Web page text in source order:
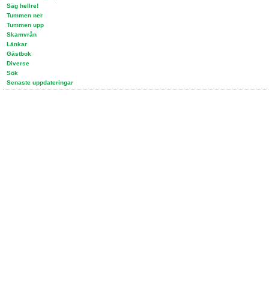
Säg hellre!
Tummen ner
Tummen upp
Skamvrån
Länkar
Gästbok
Diverse
Sök
Senaste uppdateringar